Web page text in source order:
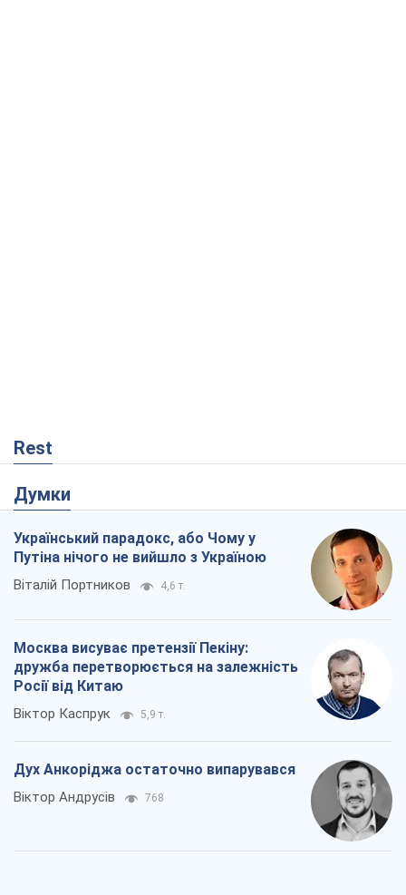
Rest
Думки
Український парадокс, або Чому у
Путіна нічого не вийшло з Україною
Віталій Портников 4,6 т.
Москва висуває претензії Пекіну:
дружба перетворюється на залежність
Росії від Китаю
Віктор Каспрук 5,9 т.
Дух Анкоріджа остаточно випарувався
Віктор Андрусів 768